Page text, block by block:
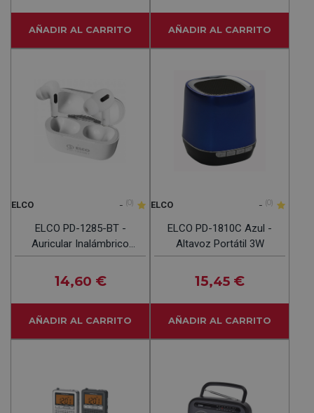
AÑADIR AL CARRITO AÑADIR AL CARRITO
ELCO - (0)
ELCO PD-1285-BT -
Auricular Inalámbrico
Blanco
14,60 €
AÑADIR AL CARRITO
ELCO - (0)
ELCO PD-1810C Azul -
Altavoz Portátil 3W
15,45 €
AÑADIR AL CARRITO